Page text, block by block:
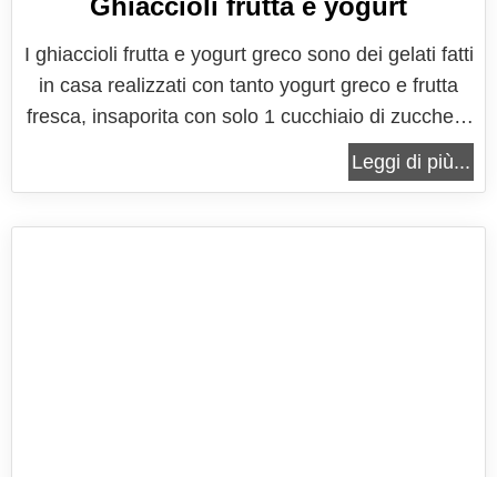
Ghiaccioli frutta e yogurt
I ghiaccioli frutta e yogurt greco sono dei gelati fatti
in casa realizzati con tanto yogurt greco e frutta
fresca, insaporita con solo 1 cucchiaio di zucchero
a velo, scottata in un pentolino solo 1 minuto,
giusto il tempo di farla ammorbidire. Una ricetta
Leggi di più...